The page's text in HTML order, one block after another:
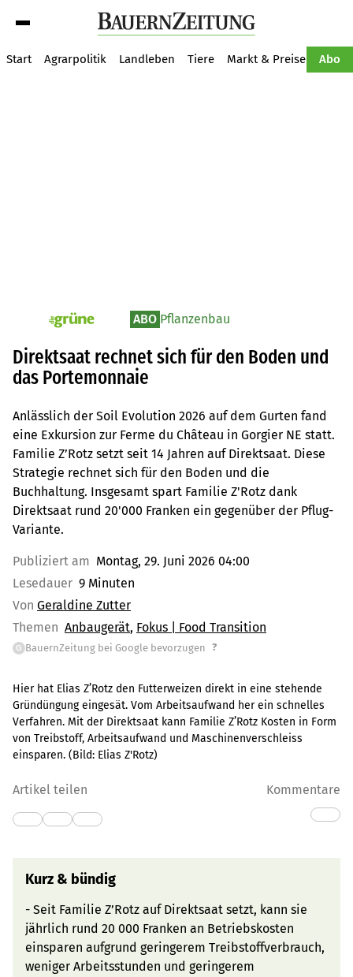
Start Agrarpolitik Landleben Tiere Markt & Preise Abo
pv_die-grune-online ABO Pflanzenbau
Direktsaat rechnet sich für den Boden und
das Portemonnaie
Anlässlich der Soil Evolution 2026 auf dem Gurten fand
eine Exkursion zur Ferme du Château in Gorgier NE statt.
Familie Z’Rotz setzt seit 14 Jahren auf Direktsaat. Diese
Strategie rechnet sich für den Boden und die
Buchhaltung. Insgesamt spart Familie Z'Rotz dank
Direktsaat rund 20'000 Franken ein gegenüber der Pflug-
Variante.
Publiziert am Montag, 29. Juni 2026 04:00
Lesedauer 9 Minuten
Von Geraldine Zutter
Themen Anbaugerät Fokus | Food Transition
G BauernZeitung bei Google bevorzugen ?
Hier hat Elias Z’Rotz den Futterweizen direkt in eine stehende
Gründüngung eingesät. Vom Arbeitsaufwand her ein schnelles
Verfahren. Mit der Direktsaat kann Familie Z’Rotz Kosten in Form
von Treibstoff, Arbeitsaufwand und Maschinenverschleiss
einsparen. (Bild: Elias Z'Rotz)
Artikel teilen Kommentare
Kurz & bündig
- Seit Familie Z’Rotz auf Direktsaat setzt, kann sie
jährlich rund 20 000 Franken an Betriebskosten
einsparen aufgrund geringerem Treibstoffverbrauch,
weniger Arbeitsstunden und geringerem